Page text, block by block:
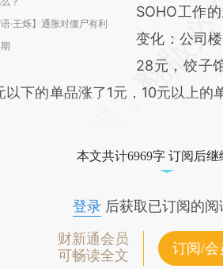
·王烁】通胀对僵尸有利
SOHO工作
变化：公司
28元，饺子
以下的单品涨了1元，10元以上的
本文共计6969字 订阅后继
登录后获取已订阅的阅
财新通会员
可畅读全文
订阅/会